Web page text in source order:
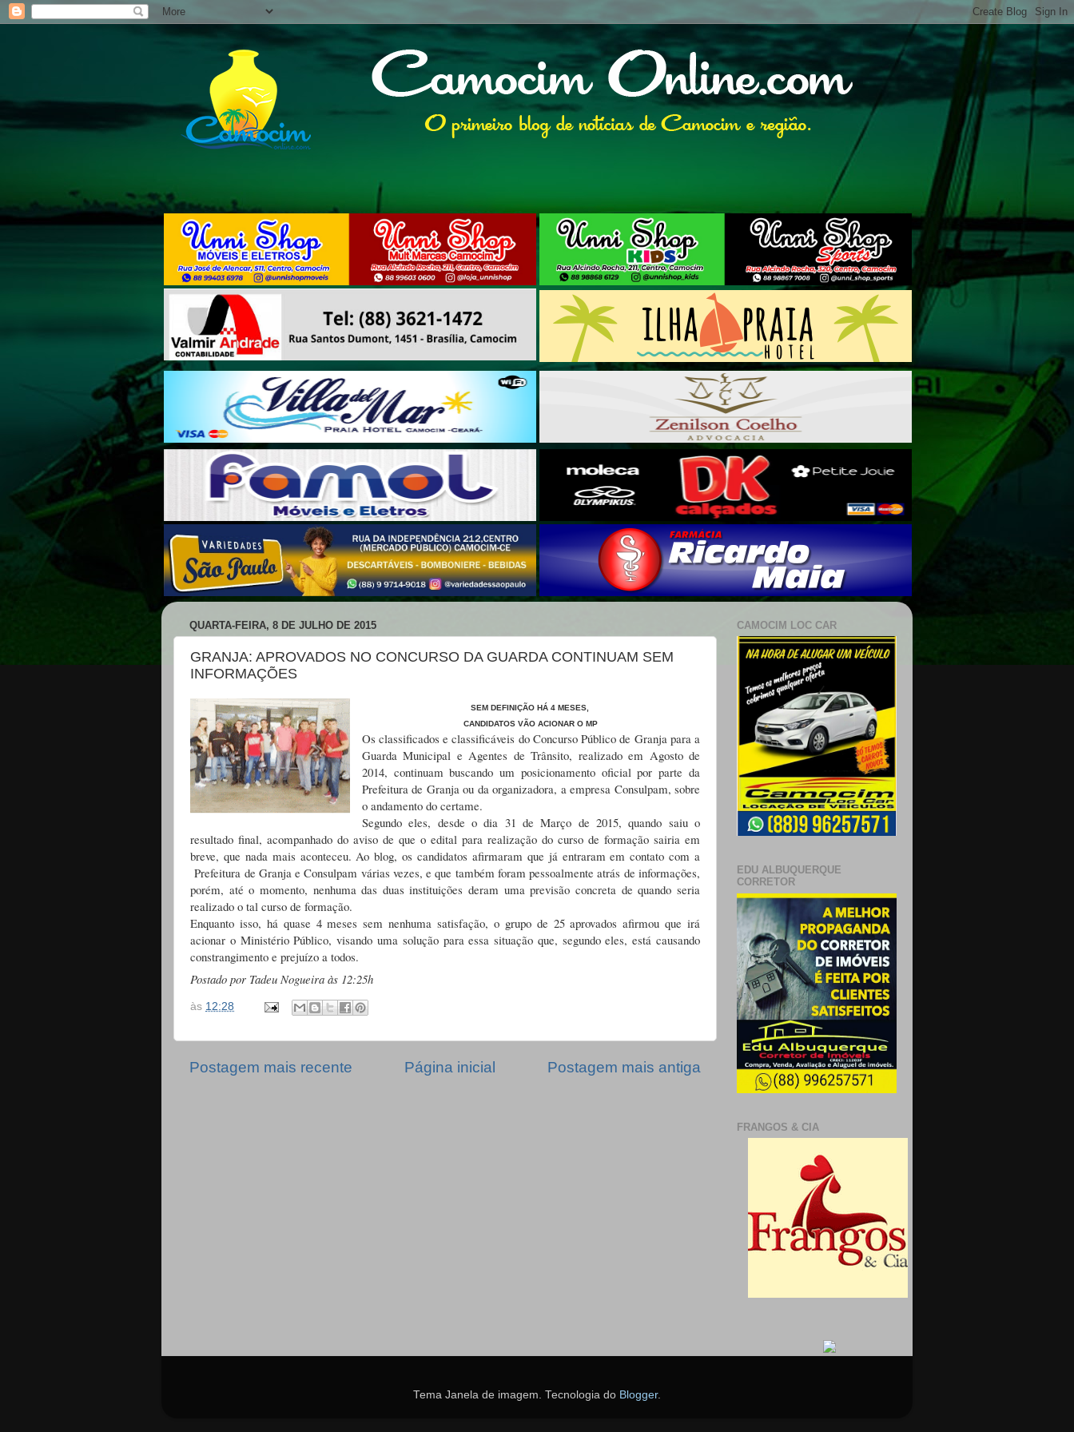
QUARTA-FEIRA, 8 DE JULHO DE 2015
GRANJA: APROVADOS NO CONCURSO DA GUARDA CONTINUAM SEM
INFORMAÇÕES
SEM DEFINIÇÃO HÁ 4 MESES,
CANDIDATOSVÃOACIONAR O MP
Os classificados e classificáveis do Concurso Público de Granja para a
Guarda Municipal e Agentes de Trânsito, realizado em Agosto de
2014, continuam buscando um posicionamento oficial por parte da
Prefeitura de Granja ou da organizadora, a empresa Consulpam, sobre
o andamento do certame.
Segundo eles, desde o dia 31 de Março de 2015, quando saiu o
resultado final, acompanhado do aviso de que o edital para realização do curso de formação sairia em
breve, que nada mais aconteceu. Ao blog, os candidatos afirmaram que já entraram em contato com a
Prefeitura de Granja e Consulpam várias vezes, e que também foram pessoalmente atrás de informações,
porém, até o momento, nenhuma das duas instituições deram uma previsão concreta de quando seria
realizado o tal curso de formação.
Enquanto isso, há quase 4 meses sem nenhuma satisfação, o grupo de 25 aprovados afirmou que irá
acionar o Ministério Público, visando uma solução para essa situação que, segundo eles, está causando
constrangimento e prejuízo a todos.
Postado por Tadeu Nogueira às 12:25h
às 12:28
Postagem mais recente Postagem mais antiga
Página inicial
CAMOCIM LOC CAR
EDU ALBUQUERQUE
CORRETOR
FRANGOS & CIA
Tema Janela de imagem. Tecnologia do Blogger.